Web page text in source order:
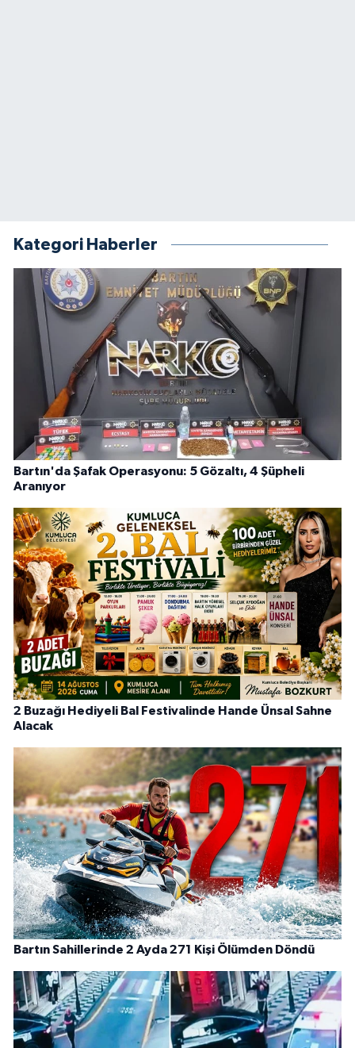
Kategori Haberler
Bartın'da Şafak Operasyonu: 5 Gözaltı, 4 Şüpheli
Aranıyor
2 Buzağı Hediyeli Bal Festivalinde Hande Ünsal Sahne
Alacak
Bartın Sahillerinde 2 Ayda 271 Kişi Ölümden Döndü